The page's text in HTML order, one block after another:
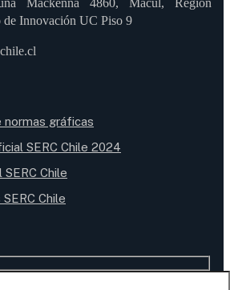
Innovación UC Piso 9
normas gráficas
SERC Chile 2024
SERC Chile
Chile